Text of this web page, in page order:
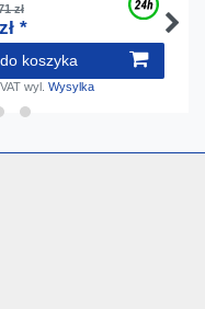
zł
*
koszyka
wyl. Wysylka